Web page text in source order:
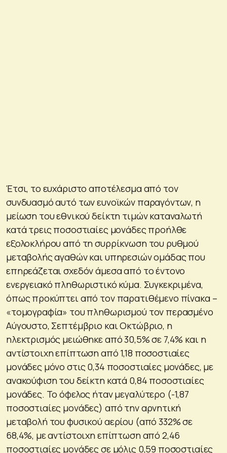
Έτσι, το ευχάριστο αποτέλεσμα από τον
συνδυασμό αυτό των ευνοϊκών παραγόντων, η
μείωση του εθνικού δείκτη τιμών καταναλωτή
κατά τρεις ποσοστιαίες μονάδες προήλθε
εξολοκλήρου από τη συρρίκνωση του ρυθμού
μεταβολής αγαθών και υπηρεσιών ομάδας που
επηρεάζεται σχεδόν άμεσα από το έντονο
ενεργειακό πληθωριστικό κύμα. Συγκεκριμένα,
όπως προκύπτει από τον παρατιθέμενο πίνακα –
«τομογραφία» του πληθωρισμού τον περασμένο
Αύγουστο, Σεπτέμβριο και Οκτώβριο, η
ηλεκτρισμός μειώθηκε από 30,5% σε 7,4% και η
αντίστοιχη επίπτωση από 1,18 ποσοστιαίες
μονάδες μόνο στις 0,34 ποσοστιαίες μονάδες, με
ανακούφιση του δείκτη κατά 0,84 ποσοστιαίες
μονάδες. Το όφελος ήταν μεγαλύτερο (-1,87
ποσοστιαίες μονάδες) από την αρνητική
μεταβολή του φυσικού αερίου (από 332% σε
68,4%, με αντίστοιχη επίπτωση από 2,46
ποσοστιαίες μονάδες σε μόλις 0,59 ποσοστιαίες